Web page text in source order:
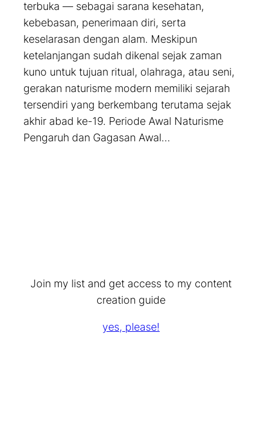
terbuka — sebagai sarana kesehatan,
kebebasan, penerimaan diri, serta
keselarasan dengan alam. Meskipun
ketelanjangan sudah dikenal sejak zaman
kuno untuk tujuan ritual, olahraga, atau seni,
gerakan naturisme modern memiliki sejarah
tersendiri yang berkembang terutama sejak
akhir abad ke-19. Periode Awal Naturisme
Pengaruh dan Gagasan Awal…
Join my list and get access to my content
creation guide
yes, please!